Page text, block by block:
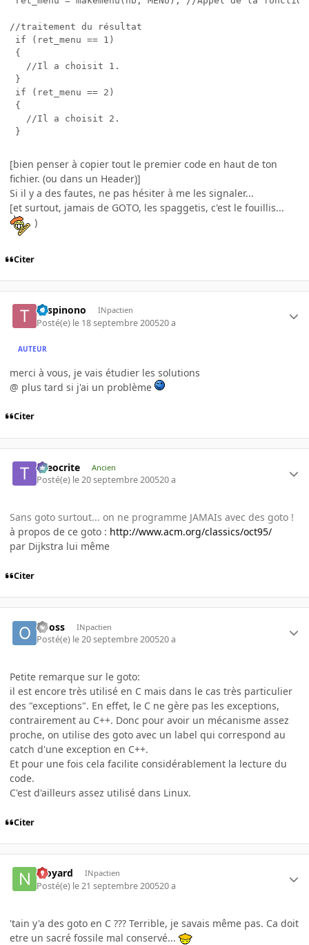
//traitement du résultat
if (ret_menu == 1)
{
//Il a choisit 1.
}
if (ret_menu == 2)
{
//Il a choisit 2.
[bien penser à copier tout le premier code en haut de ton
fichier. (ou dans un Header)]
Si il y a des fautes, ne pas hésiter à me les signaler...
[et surtout, jamais de GOTO, les spaggetis, c'est le fouillis...
)
Citer
Tospinono INpactien
Posté(e) le 18 septembre 200520 a
AUTEUR
merci à vous, je vais étudier les solutions
@ plus tard si j'ai un problème
Citer
theocrite Ancien
Posté(e) le 20 septembre 200520 a
Sans goto surtout... on ne programme JAMAIs avec des goto !
à propos de ce goto : http://www.acm.org/classics/oct95/
par Dijkstra lui même
Citer
oposs INpactien
Posté(e) le 20 septembre 200520 a
Petite remarque sur le goto:
il est encore très utilisé en C mais dans le cas très particulier
des "exceptions". En effet, le C ne gère pas les exceptions,
contrairement au C++. Donc pour avoir un mécanisme assez
proche, on utilise des goto avec un label qui correspond au
catch d'une exception en C++.
Et pour une fois cela facilite considérablement la lecture du
code.
C'est d'ailleurs assez utilisé dans Linux.
Citer
njoyard INpactien
Posté(e) le 21 septembre 200520 a
'tain y'a des goto en C ??? Terrible, je savais même pas. Ca doit
etre un sacré fossile mal conservé...